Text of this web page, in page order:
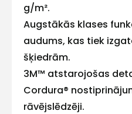
g/m².
Augstākās klases
audums, kas tiek
šķiedrām.
3M™ atstarojošas
Cordura®
rāvējslēdzēji.